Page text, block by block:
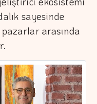
sayesinde
arasında